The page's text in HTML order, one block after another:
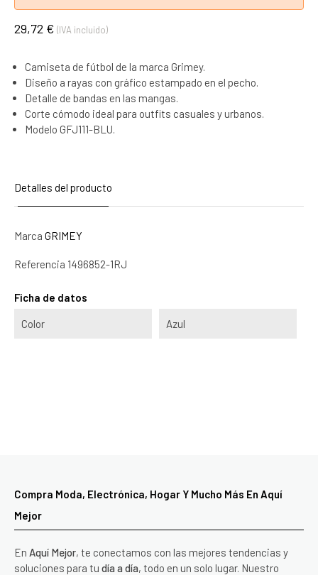
29,72 € (IVA incluido)
Camiseta de fútbol de la marca Grimey.
Diseño a rayas con gráfico estampado en el pecho.
Detalle de bandas en las mangas.
Corte cómodo ideal para outfits casuales y urbanos.
Modelo GFJ111-BLU.
Detalles del producto
Marca GRIMEY
Referencia 1496852-1RJ
Ficha de datos
Color Azul
Compra Moda, Electrónica, Hogar Y Mucho Más En Aquí
Mejor
En Aquí Mejor, te conectamos con las mejores tendencias y
soluciones para tu día a día, todo en un solo lugar. Nuestro